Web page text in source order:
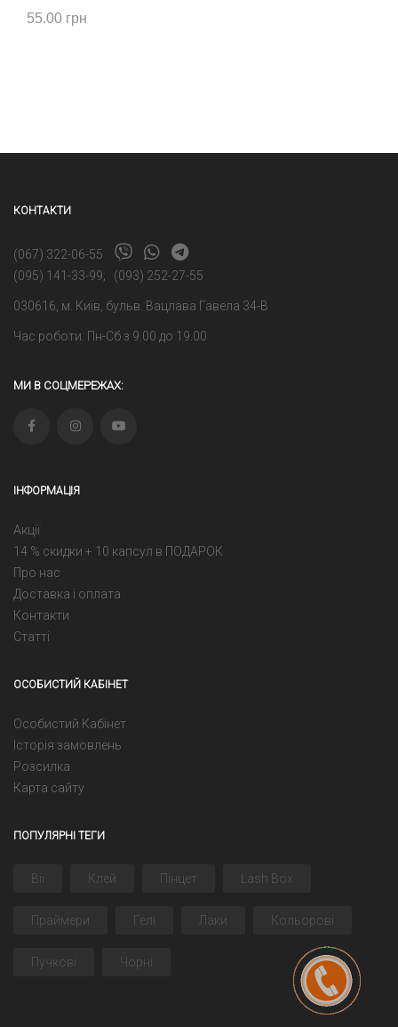
55.00 грн
КОНТАКТИ
(067) 322-06-55
(095) 141-33-99; (093) 252-27-55
030616, м. Київ, бульв. Вацлава Гавела 34-В
Час роботи: Пн-Сб з 9.00 до 19.00
МИ В СОЦМЕРЕЖАХ:
ІНФОРМАЦІЯ
Акції
14 % скидки + 10 капсул в ПОДАРОК
Про нас
Доставка і оплата
Контакти
Статті
ОСОБИСТИЙ КАБІНЕТ
Особистий Кабінет
Історія замовлень
Розсилка
Карта сайту
ПОПУЛЯРНІ ТЕГИ
Вії Клей Пінцет Lash Box
Праймери Гелі Лаки Кольорові
Пучкові Чорні